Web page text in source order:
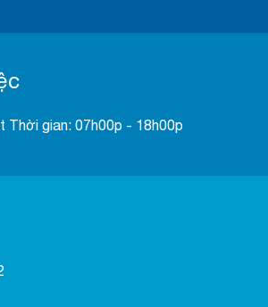
Thời gian: 07h00p - 18h00p